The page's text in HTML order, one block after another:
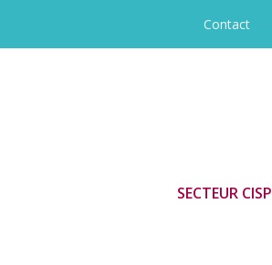
Contact
SECTEUR CISP